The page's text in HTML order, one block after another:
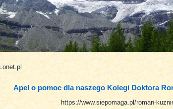
Apel o pomoc dla naszego Kolegi Doktora
https://www.siepomaga.pl/roman-